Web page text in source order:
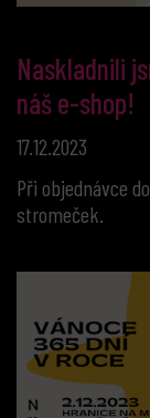
Naskladnili
náš e-shop!
17.12.2023
Při objednávce
stromeček.